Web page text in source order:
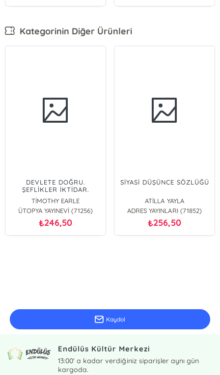
Kategorinin Diğer Ürünleri
DEVLETE DOĞRU.
ŞEFLİKLER İKTİDAR.
İKTİSAT. İDEOLOJİ
TİMOTHY EARLE
ÜTOPYA YAYINEVİ (71256)
₺246,50
SİYASİ DÜŞÜNCE SÖZLÜĞÜ
ATİLLA YAYLA
ADRES YAYINLARI (71852)
₺256,50
Kaydol
Endülüs Kültür Merkezi
13:00' a kadar verdiğiniz siparişler aynı gün
kargoda.